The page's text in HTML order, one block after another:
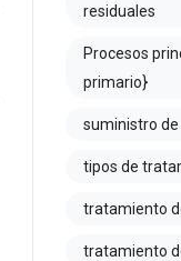
residuales
Procesos
primario}
suministro de
tipos de
tratamiento
tratamiento